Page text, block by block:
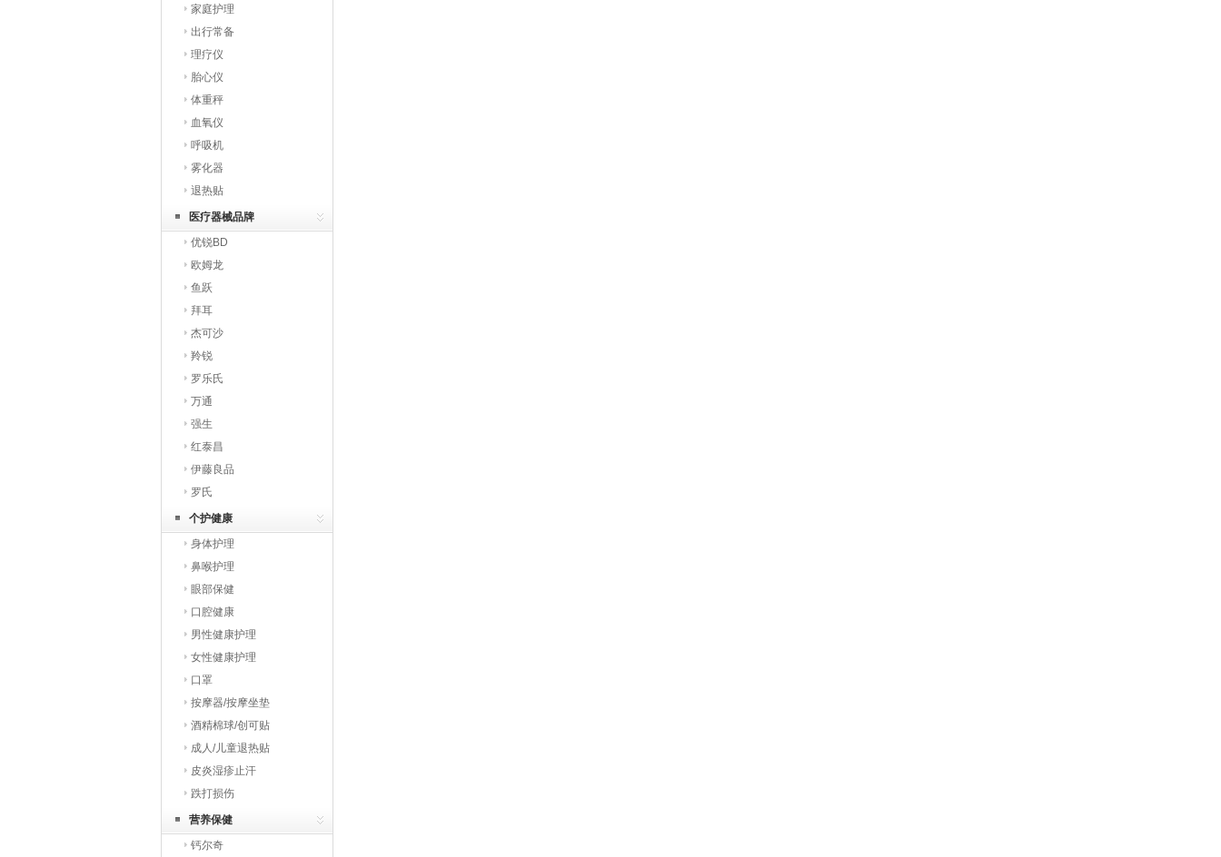
家庭护理
出行常备
理疗仪
胎心仪
体重秤
血氧仪
呼吸机
雾化器
退热贴
医疗器械品牌
优锐BD
欧姆龙
鱼跃
拜耳
杰可沙
羚锐
罗乐氏
万通
强生
红泰昌
伊藤良品
罗氏
个护健康
身体护理
鼻喉护理
眼部保健
口腔健康
男性健康护理
女性健康护理
口罩
按摩器/按摩坐垫
酒精棉球/创可贴
成人/儿童退热贴
皮炎湿疹止汗
跌打损伤
营养保健
钙尔奇